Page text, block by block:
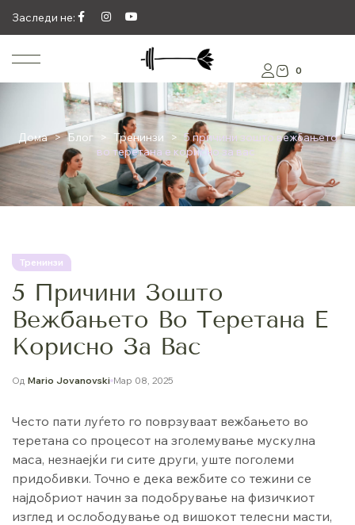
Заследи не:
0
Дома > Блог > Тренинзи > 5 причини зошто вежбањето
во теретана е корисно за вас
Тренинзи
5 Причини Зошто
Вежбањето Во Теретана Е
Корисно За Вас
Мар 08, 2025
Од Mario Jovanovski
Често пати луѓето го поврзуваат вежбањето во
теретана со процесот на зголемување мускулна
маса, незнаејќи ги сите други, уште поголеми
придобивки. Точно е дека вежбите со тежини се
најдобриот начин за подобрување на физичкиот
изглед и ослободување од вишокот телесни масти,